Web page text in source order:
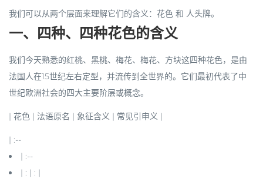
我们可以从两个层面来理解它们的含义： 花色 和 人头牌。
一、四种、四种花色的含义
我们今天熟悉的红桃、黑桃、梅花、梅花、方块这四种花色，是由
法国人在15世纪左右定型，并流传到全世界的。它们最初代表了中
世纪欧洲社会的四大主要阶层或概念。
| 花色 | 法语原名 | 象征含义 | 常见引申义 |
| :--
| :--
| : | : |